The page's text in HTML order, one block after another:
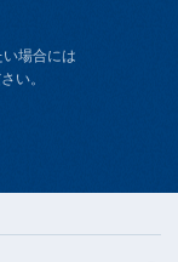
場合には
い。